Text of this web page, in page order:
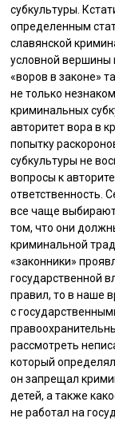
субкультуры.
определенным
славянской
условной вершины
«воров в законе»
не только
криминальных
авторитет вора в
попытку
субкультуры не
вопросы к
ответственность.
все чаще
том, что они
криминальной
«законники»
государственной
правил, то в наше
с
рассмотреть
который
он запрещал
детей, а также
не работал на